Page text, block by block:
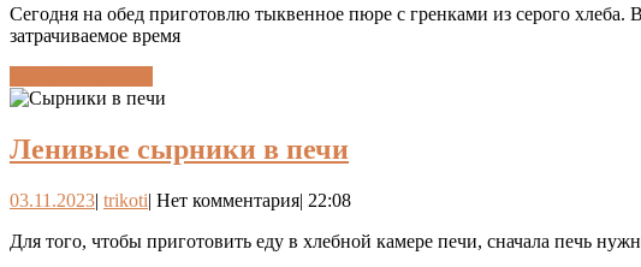
гренками
Сегодня на обед приготовлю тыквенное пюре с гренками из серого
затрачиваемое время
ДАЛЕЕ
Ленивые сырники в печиЛенивые
в
печи
03.11.202303.11.2023
| trikotitrikoti
| Нет комментария| 22:08
Для того, чтобы приготовить еду в хлебной камере печи, сначала печь